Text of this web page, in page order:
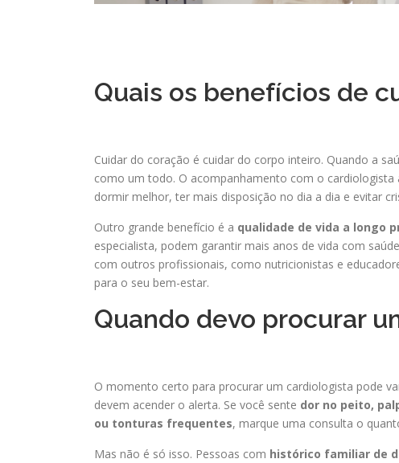
Quais os benefícios de
Cuidar do coração é cuidar do corpo inteiro. Quando a
como um todo. O acompanhamento com o
dormir melhor, ter mais disposição no dia a dia e evitar
Outro grande benefício é a qualidade de vida a longo
especialista, podem garantir mais anos de vida com
com outros profissionais, como nutricionistas e
para o seu bem-estar.
Quando devo procurar
O momento certo para procurar um cardiologista pode
devem acender o alerta. Se você sente dor no peito,
ou tonturas frequentes, marque uma consulta o
Mas não é só isso. Pessoas com histórico familiar de